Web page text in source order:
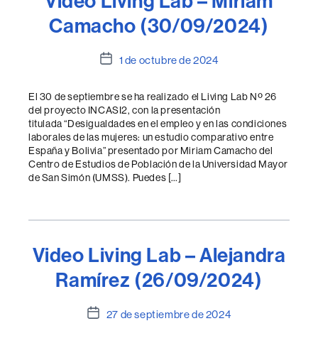
Camacho (30/09/2024)
Fecha
entrada
1 de octubre de 2024
El 30 de septiembre se ha realizado el Living Lab Nº 26
del proyecto INCASI2, con la presentación
titulada “Desigualdades en el empleo y en las condiciones
laborales de las mujeres: un estudio comparativo entre
España y Bolivia” presentado por Miriam Camacho del
Centro de Estudios de Población de la Universidad Mayor
de San Simón (UMSS). Puedes […]
Video Living Lab – Alejandra
Ramírez (26/09/2024)
Fecha27 de septiembre de 2024